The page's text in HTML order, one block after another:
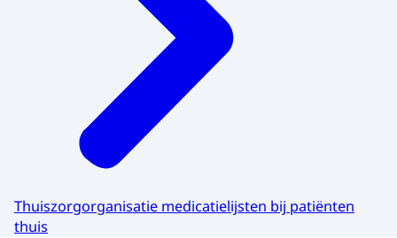
Thuiszorgorganisatie medicatielijsten bij patiënten
thuis